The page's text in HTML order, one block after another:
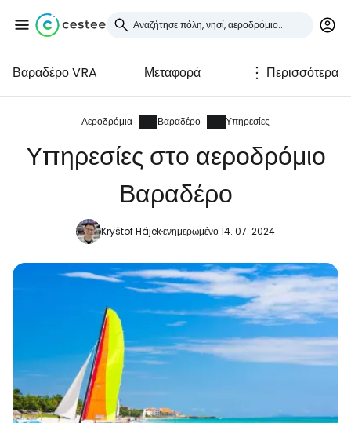
Βαραδέρο VRA Μεταφορά Περισσότερα
Αεροδρόμια Βαραδέρο Υπηρεσίες
Υπηρεσίες στο αεροδρόμιο
Βαραδέρο
Kryštof Hájekενημερωμένο 14. 07. 2024
Συνδεθείτε στο Cestee
... η παγκόσμια ταξιδιωτική κοινότητα
Συνεχίστε με την Google
Συνεχίστε με το Facebook
Συνεχίστε με email